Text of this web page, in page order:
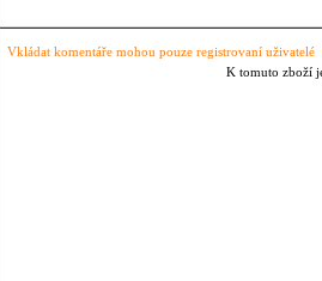
Vkládat komentáře mohou pouze registrovaní uživatelé
K tomuto zboží